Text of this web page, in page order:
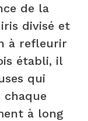
de la
divisé et
à refleurir
établi, il
qui
à long